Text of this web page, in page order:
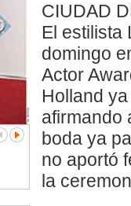
CIUDAD
El estilista
domingo
Actor
Holland
afirmando
boda ya
no aportó
la